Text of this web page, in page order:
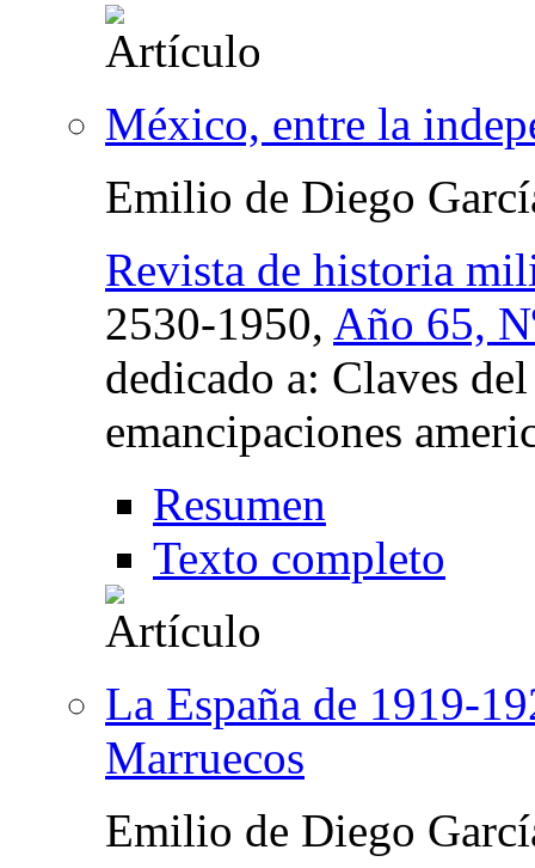
México, entre la
Emilio de Diego
Revista de historia
2530-1950, Año 65,
dedicado a: Claves
emancipaciones
Resumen
Texto completo
La España de 1919-
Marruecos
Emilio de Diego